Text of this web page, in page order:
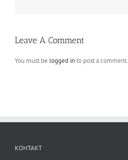
Leave A Comment
You must be logged into post a comment.
КОНТАКТ